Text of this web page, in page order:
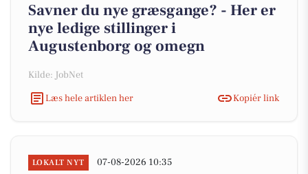
Savner du nye græsgange? - Her er
nye ledige stillinger i
Augustenborg og omegn
Kilde: JobNet
Læs hele artiklen her
Kopiér link
LOKALT NYT 07-08-2026 10:35